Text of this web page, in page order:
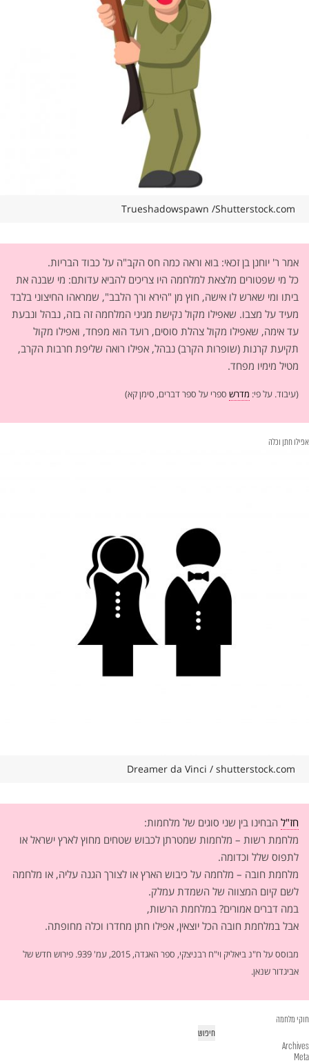
Trueshadowspawn /Shutterstock.com
אמר ר' יוחנן בן זכאי: בוא וראה כמה חס הקב"ה על כבוד הבריות.
כל מי שפטורים מלצאת למלחמה היו צריכים להביא עדותם: מי שבנה את
ביתו ומי שארש לו אישה, חוץ מן "הירא ורך הלבב", שמראהו החיצוני בלבד
מעיד על מצבו. שאפילו מקול נקישת מגיני המלחמה זה בזה, נבהל ונבעת
עד אימה, שאפילו מקול צהלת סוסים, רועד הוא מפחד, ואפילו מקול
תקיעת קרנות (שופרות הקרב) נבהל, אפילו רואה שליפת חרבות הקרב,
מטיל מימיו מפחד.
(עיבוד. על פי: מדרש ספרי על ספר דברים, סימן קא)
אפילו חתן וכלה
Dreamer da Vinci / shutterstock.com
חז"ל הבחינו בין שני סוגים של מלחמות:
מלחמת רשות – מלחמות שמטרתן לכבוש שטחים מחוץ לארץ ישראל או
לתפוס שלל וכדומה.
מלחמת חובה – מלחמה על כיבוש הארץ או לצורך הגנה עליה, או מלחמה
לשם קיום המצווה של השמדת עמלק.
במה דברים אמורים? במלחמת הרשות,
אבל במלחמת חובה הכל יוצאין, אפילו חתן מחדרו וכלה מחופתה.
מבוסס על ח"נ ביאליק וי"ח רבניצקי, ספר האגדה, 2015, עמ' 939. פירוש חדש של
אביגדור שנאן.
חוקי מלחמה
Archives
Meta